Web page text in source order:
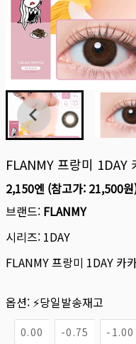
FLANMY 프랑미 1DAY
2,150엔 (참고가: 21,500원
브랜드: FLANMY
시리즈: 1DAY
FLANMY 프랑미 1DAY 카
옵션: ⚡당일발송재고
0.00 -0.75 -1.00